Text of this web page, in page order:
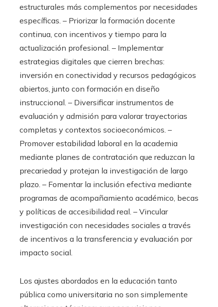
estructurales más complementos por necesidades
específicas. – Priorizar la formación docente
continua, con incentivos y tiempo para la
actualización profesional. – Implementar
estrategias digitales que cierren brechas:
inversión en conectividad y recursos pedagógicos
abiertos, junto con formación en diseño
instruccional. – Diversificar instrumentos de
evaluación y admisión para valorar trayectorias
completas y contextos socioeconómicos. –
Promover estabilidad laboral en la academia
mediante planes de contratación que reduzcan la
precariedad y protejan la investigación de largo
plazo. – Fomentar la inclusión efectiva mediante
programas de acompañamiento académico, becas
y políticas de accesibilidad real. – Vincular
investigación con necesidades sociales a través
de incentivos a la transferencia y evaluación por
impacto social.
Los ajustes abordados en la educación tanto
pública como universitaria no son simplemente